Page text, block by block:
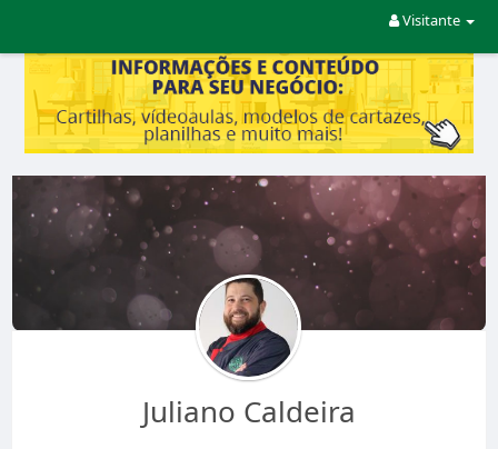
Visitante
Juliano Caldeira